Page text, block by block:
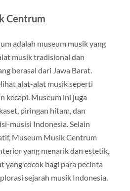
Centrum
adalah museum musik yang
musik tradisional dan
berasal dari Jawa Barat.
alat-alat musik seperti
kecapi. Museum ini juga
piringan hitam, dan
musisi Indonesia. Selain
Museum Musik Centrum
yang menarik dan estetik,
yang cocok bagi para pecinta
sejarah musik Indonesia.